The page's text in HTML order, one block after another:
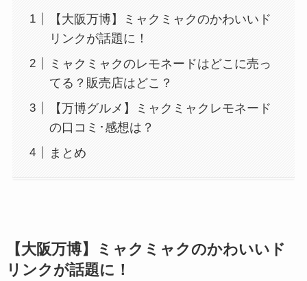
【大阪万博】ミャクミャクのかわいいド
リンクが話題に！
ミャクミャクのレモネードはどこに売っ
てる？販売店はどこ？
【万博グルメ】ミャクミャクレモネード
の口コミ･感想は？
まとめ
【大阪万博】ミャクミャクのかわいいド
リンクが話題に！